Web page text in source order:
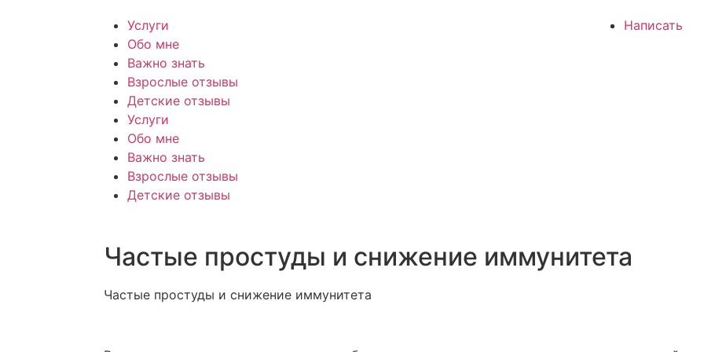
Услуги
Обо мне
Важно знать
Взрослые отзывы
Детские отзывы
Услуги
Обо мне
Важно знать
Взрослые отзывы
Детские отзывы
Написать
Частые простуды и снижение иммунитета
Частые простуды и снижение иммунитета